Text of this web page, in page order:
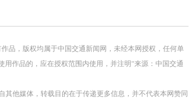
品，版权均属于中国交通新闻网，未经本网授权，任何单
作品的，应在授权范围内使用，并注明“来源：中国交通
他媒体，转载目的在于传递更多信息，并不代表本网赞同